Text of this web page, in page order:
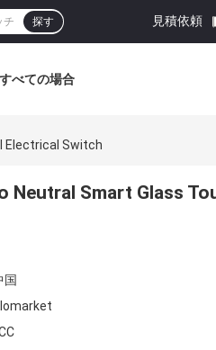
見積依頼 |
探す
すべての場合
Electrical Switch
Neutral Smart Glass
国